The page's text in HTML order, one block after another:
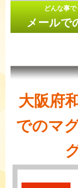
どんな事
メールで
大阪府
でのマ